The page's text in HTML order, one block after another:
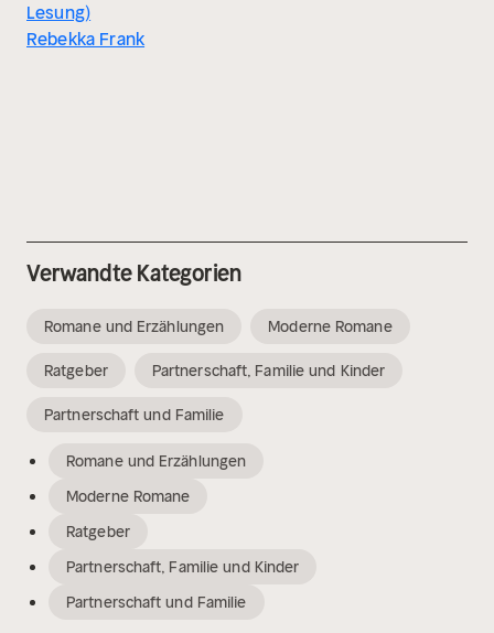
Lesung)
Rebekka Frank
Verwandte Kategorien
Romane und Erzählungen Moderne Romane
Ratgeber Partnerschaft, Familie und Kinder
Partnerschaft und Familie
Romane und Erzählungen
Moderne Romane
Ratgeber
Partnerschaft, Familie und Kinder
Partnerschaft und Familie